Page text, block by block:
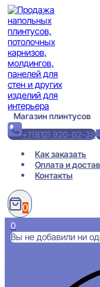
Перейти
к
содержимому
Магазин плинтусов
+7(812) 920-02-38
Как заказать
Оплата и
Контакты
0
0
Вы не добавили ни